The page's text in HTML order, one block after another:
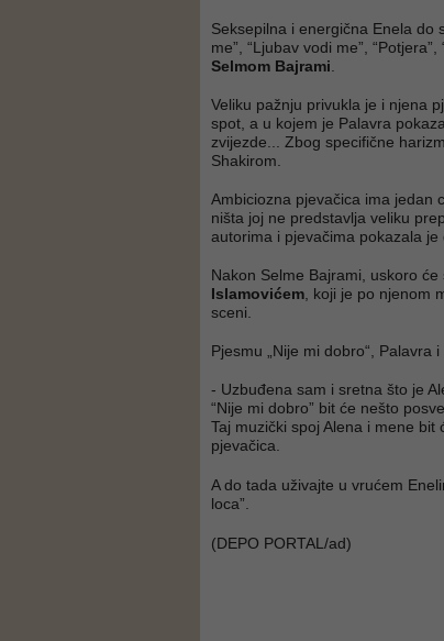
Seksepilna i energična Enela do
me”, “Ljubav vodi me”,
Selmom Bajrami
Veliku pažnju privukla je i njena
spot, a u kojem je Palavra
zvijezde... Zbog specifične
Shakirom.
Ambiciozna pjevačica ima jedan
ništa joj ne predstavlja veliku
autorima i pjevačima pokazala je
Nakon Selme Bajrami, uskoro
Islamovićem , koji je po njenom
sceni.
Pjesmu „Nije mi dobro“, Palavra
- Uzbuđena sam i sretna što je
“Nije mi dobro” bit će nešto
Taj muzički spoj Alena i mene bit
pjevačica.
A do tada uživajte u vrućem
loca”.
(DEPO PORTAL/ad)